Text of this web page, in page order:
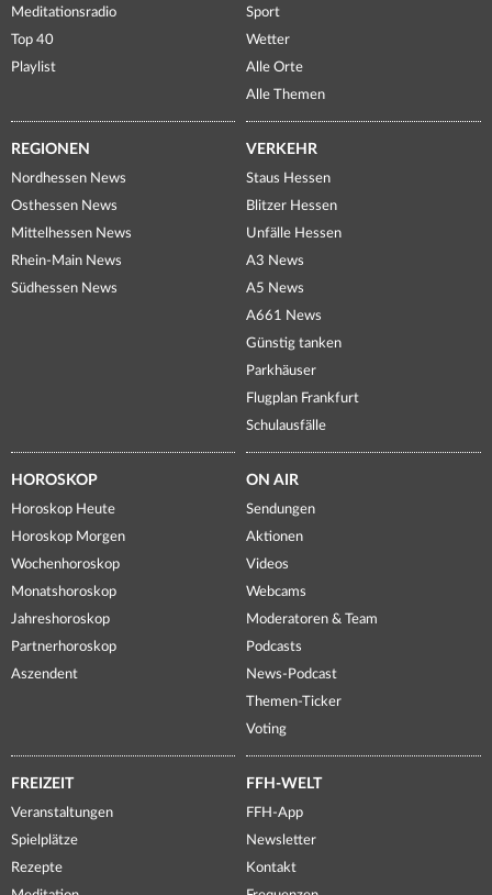
Meditationsradio
Top 40
Playlist
Sport
Wetter
Alle Orte
Alle Themen
REGIONEN
Nordhessen News
Osthessen News
Mittelhessen News
Rhein-Main News
Südhessen News
VERKEHR
Staus Hessen
Blitzer Hessen
Unfälle Hessen
A3 News
A5 News
A661 News
Günstig tanken
Parkhäuser
Flugplan Frankfurt
Schulausfälle
HOROSKOP
Horoskop Heute
Horoskop Morgen
Wochenhoroskop
Monatshoroskop
Jahreshoroskop
Partnerhoroskop
Aszendent
ON AIR
Sendungen
Aktionen
Videos
Webcams
Moderatoren & Team
Podcasts
News-Podcast
Themen-Ticker
Voting
FREIZEIT
Veranstaltungen
Spielplätze
Rezepte
FFH-WELT
FFH-App
Newsletter
Kontakt